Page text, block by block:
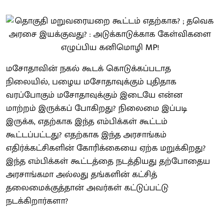
மசோதாவின் நகல் கூடக் கொடுக்கப்படாத
நிலையில், பழைய மசோதாவுக்கும் புதிதாக
வரப்போகும் மசோதாவுக்கும் இடையே என்ன
மாற்றம் இருக்கப் போகிறது? நிலைமை இப்படி
இருக்க, எதற்காக இந்த எம்பிக்கள் கூட்டம்
கூட்டப்பட்டது? எதற்காக இந்த அரசாங்கம்
எதிர்க்கட்சிகளின் கோரிக்கையை ஏற்க மறுக்கிறது?
இந்த எம்பிக்கள் கூட்டத்தை நடத்தியது தற்போதைய
அரசாங்கமா அல்லது தங்களின் கட்சித்
தலைமைக்குத்தான் அவர்கள் கட்டுப்பட்டு
நடக்கிறார்களா?